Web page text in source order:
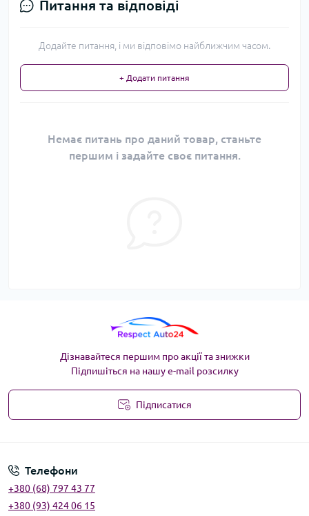
Питання та відповіді
Додайте питання, і ми відповімо найближчим часом.
+ Додати питання
Немає питань про даний товар, станьте
першим і задайте своє питання.
Дізнавайтеся першим про акції та знижки
Підпишіться на нашу e-mail розсилку
Підписатися
Телефони
+380 (68) 797 43 77
+380 (93) 424 06 15